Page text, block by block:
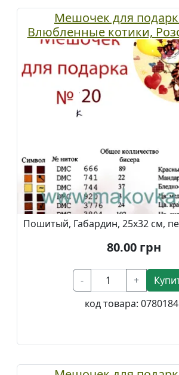
Мешочек для
Влюбленные котики,
ТМ Красуня
Пошитый, Габардин, 25х32 см,
80.00грн
- +
код товара: 0780184